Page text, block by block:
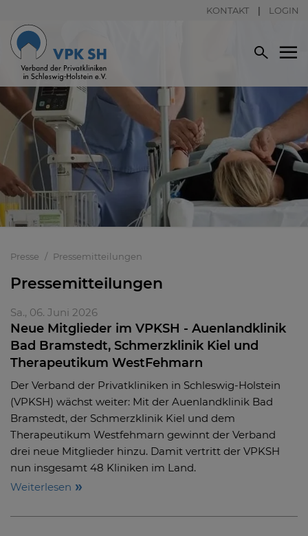
KONTAKT LOGIN
Presse Pressemitteilungen
Pressemitteilungen
Sa., 06. Juni 2026
Neue Mitglieder im VPKSH - Auenlandklinik
Bad Bramstedt, Schmerzklinik Kiel und
Therapeutikum WestFehmarn
Der Verband der Privatkliniken in Schleswig-Holstein
(VPKSH) wächst weiter: Mit der Auenlandklinik Bad
Bramstedt, der Schmerzklinik Kiel und dem
Therapeutikum Westfehmarn gewinnt der Verband
drei neue Mitglieder hinzu. Damit vertritt der VPKSH
nun insgesamt 48 Kliniken im Land.
Weiterlesen